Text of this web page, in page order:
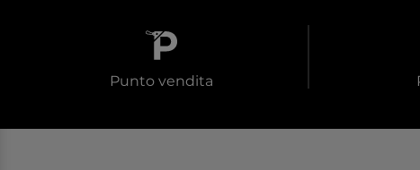
Punto vendita